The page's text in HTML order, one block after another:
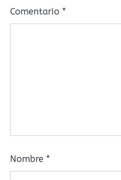
Comentario *
Nombre *